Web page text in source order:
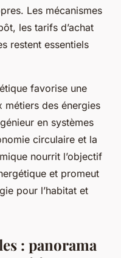
Les mécanismes
les tarifs d’achat
restent essentiels
favorise une
des énergies
en systèmes
circulaire et la
nourrit l’objectif
et promeut
pour l’habitat et
: panorama